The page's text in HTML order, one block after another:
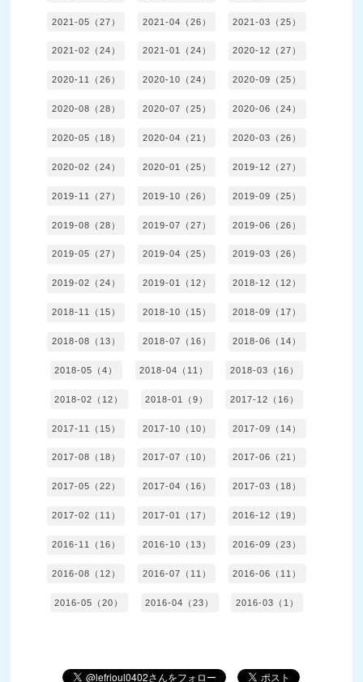
2021-05（27） 2021-04（26） 2021-03（25）
2021-02（24） 2021-01（24） 2020-12（27）
2020-11（26） 2020-10（24） 2020-09（25）
2020-08（28） 2020-07（25） 2020-06（24）
2020-05（18） 2020-04（21） 2020-03（26）
2020-02（24） 2020-01（25） 2019-12（27）
2019-11（27） 2019-10（26） 2019-09（25）
2019-08（28） 2019-07（27） 2019-06（26）
2019-05（27） 2019-04（25） 2019-03（26）
2019-02（24） 2019-01（12） 2018-12（12）
2018-11（15） 2018-10（15） 2018-09（17）
2018-08（13） 2018-07（16） 2018-06（14）
2018-05（4） 2018-04（11） 2018-03（16）
2018-02（12） 2018-01（9） 2017-12（16）
2017-11（15） 2017-10（10） 2017-09（14）
2017-08（18） 2017-07（10） 2017-06（21）
2017-05（22） 2017-04（16） 2017-03（18）
2017-02（11） 2017-01（17） 2016-12（19）
2016-11（16） 2016-10（13） 2016-09（23）
2016-08（12） 2016-07（11） 2016-06（11）
2016-05（20） 2016-04（23） 2016-03（1）